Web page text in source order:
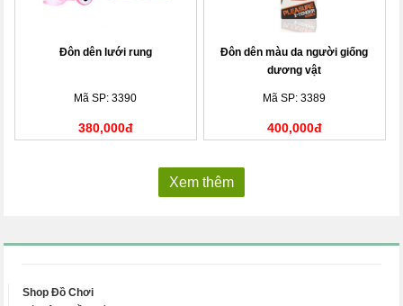
Đôn dên lưới rung
Mã SP: 3390
380,000đ
Đôn dên màu da người giống
dương vật
Mã SP: 3389
400,000đ
Xem thêm
Shop Đồ Chơi